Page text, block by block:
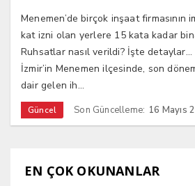
Menemen’de birçok inşaat firmasının
kat izni olan yerlere 15 kata kadar
Ruhsatlar nasıl verildi? İşte detaylar…
İzmir’in Menemen ilçesinde, son
dair gelen ih...
Güncel Son Güncelleme: 16 Mayıs
EN ÇOK OKUNANLAR